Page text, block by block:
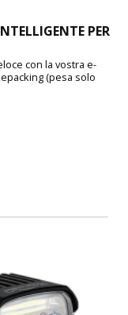
PER
con la vostra e-
(pesa solo